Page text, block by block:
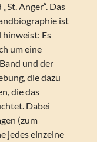
Anger“. Das
ist
hinweist: Es
um eine
und der
die dazu
die das
Dabei
(zum
jedes einzelne